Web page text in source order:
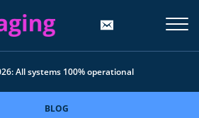
All systems 100% operational
BLOG